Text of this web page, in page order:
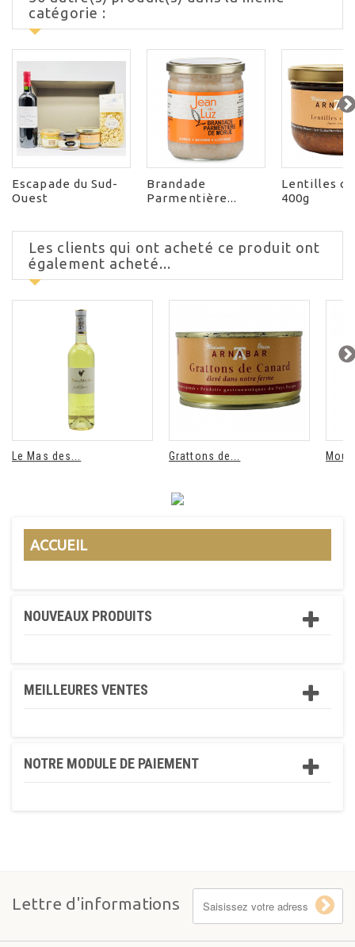
catégorie :
Escapade du Sud-
Ouest
Brandade
Parmentière...
Lentilles
400g
Les clients qui ont acheté ce produit ont
également acheté...
Le Mas des... Grattons de...
ACCUEIL
NOUVEAUX PRODUITS
MEILLEURES VENTES
NOTRE MODULE DE PAIEMENT
Lettre d'informations